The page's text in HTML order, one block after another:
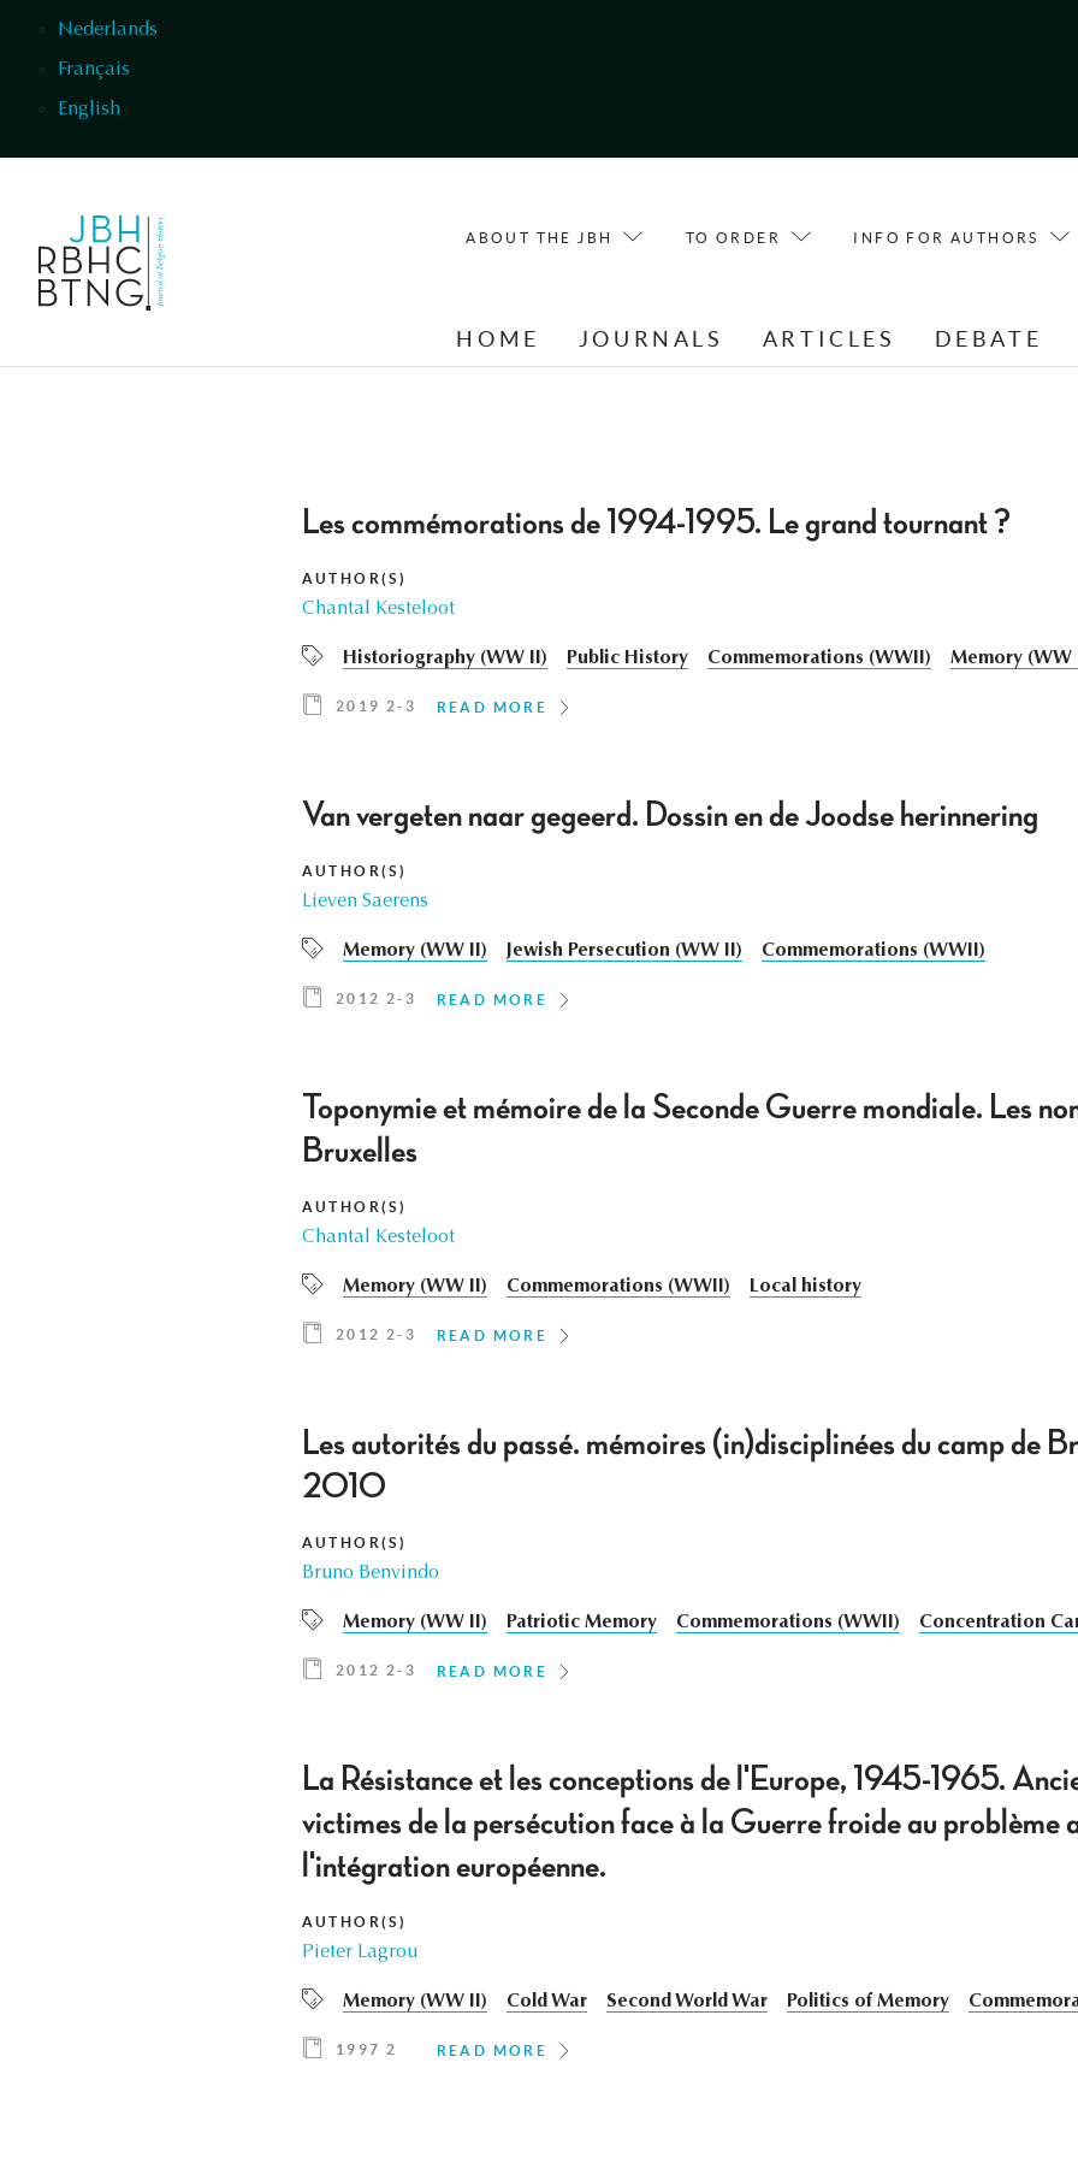
Nederlands
Français
English
ABOUT THE JBH TO ORDER INFO FOR AUTHORS
HOME JOURNALS ARTICLES DEBATE
Les commémorations de 1994-1995. Le grand tournant ?
AUTHOR(S)
Chantal Kesteloot
Historiography (WW II) Public History Commemorations (WWII) Memory (WW
2019 2-3 READ MORE
Van vergeten naar gegeerd. Dossin en de Joodse herinnering
AUTHOR(S)
Lieven Saerens
Memory (WW II) Jewish Persecution (WW II) Commemorations (WWII)
2012 2-3 READ MORE
Toponymie et mémoire de la Seconde Guerre mondiale. Les
Bruxelles
AUTHOR(S)
Chantal Kesteloot
Memory (WW II) Commemorations (WWII) Local history
2012 2-3 READ MORE
Les autorités du passé. mémoires (in)disciplinées du camp de
2010
AUTHOR(S)
Bruno Benvindo
Memory (WW II) Patriotic Memory Commemorations (WWII) Concentration
2012 2-3 READ MORE
La Résistance et les conceptions de l'Europe, 1945-1965.
victimes de la persécution face à la Guerre froide au problème
l'intégration européenne.
AUTHOR(S)
Pieter Lagrou
Memory (WW II) Cold War Second World War Politics of Memory
1997 2 READ MORE